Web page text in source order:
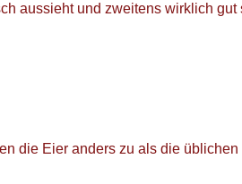
aussieht und zweitens wirklich gut
die Eier anders zu als die üblichen